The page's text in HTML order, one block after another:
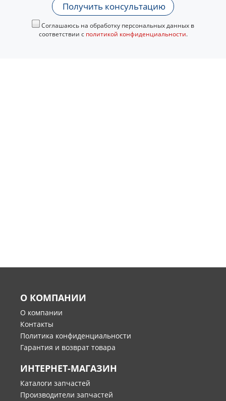
Получить консультацию
Соглашаюсь на обработку персональных данных в
соответствии с политикой конфиденциальности.
О КОМПАНИИ
О компании
Контакты
Политика конфиденциальности
Гарантия и возврат товара
ИНТЕРНЕТ-МАГАЗИН
Каталоги запчастей
Производители запчастей